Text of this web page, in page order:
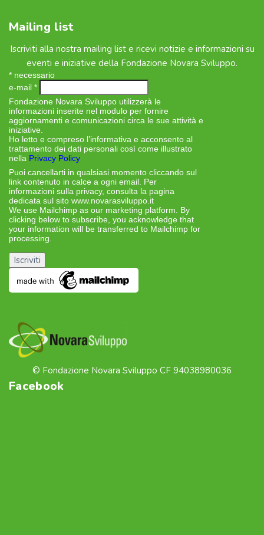
Mailing list
Iscriviti alla nostra mailing list e ricevi notizie e informazioni su
eventi e iniziative della Fondazione Novara Sviluppo.
* necessario
e-mail *
Fondazione Novara Sviluppo utilizzerà le
informazioni inserite nel modulo per fornire
aggiornamenti e comunicazioni circa le sue attività e
iniziative.
Ho letto e compreso l’informativa e acconsento al
trattamento dei dati personali così come illustrato
nella Privacy Policy
Puoi cancellarti in qualsiasi momento cliccando sul
link contenuto in calce a ogni email. Per
informazioni sulla privacy, consulta la pagina
dedicata sul sito www.novarasviluppo.it
We use Mailchimp as our marketing platform. By
clicking below to subscribe, you acknowledge that
your information will be transferred to Mailchimp for
processing.
© Fondazione Novara Sviluppo CF 94038980036
Facebook